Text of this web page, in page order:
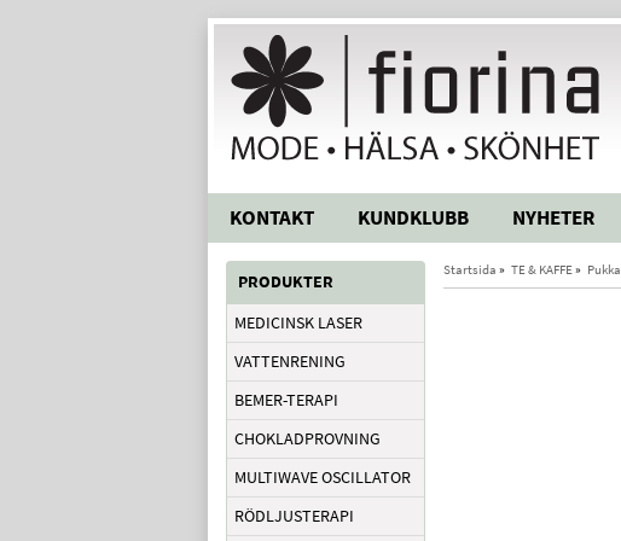
KONTAKT KUNDKLUBB NYHETER
PRODUKTER
MEDICINSK LASER
VATTENRENING
BEMER-TERAPI
CHOKLADPROVNING
MULTIWAVE OSCILLATOR
RÖDLJUSTERAPI
Startsida » TE & KAFFE » Pukka